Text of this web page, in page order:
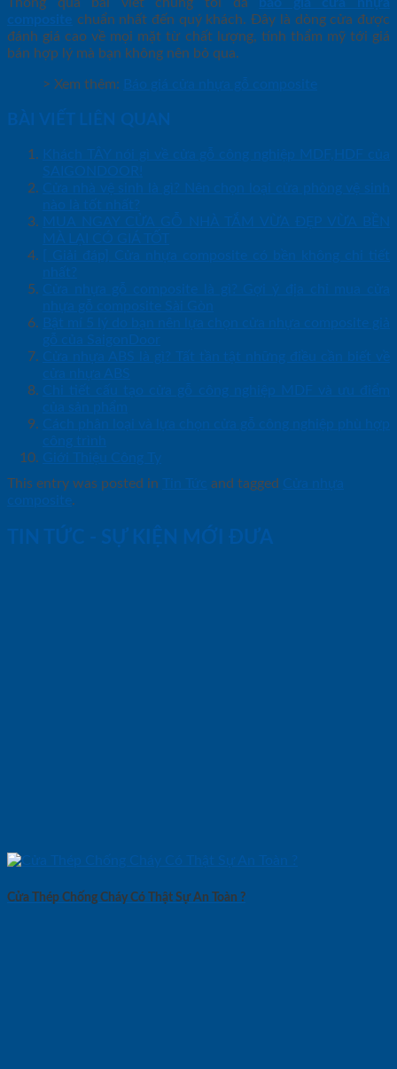
composite chuẩn nhất đến quý khách. Đây là dòng cửa được
đánh giá cao về mọi mặt từ chất lượng, tính thẩm mỹ tới giá
bán hợp lý mà bạn không nên bỏ qua.
> Xem thêm: Báo giá cửa nhựa gỗ composite
BÀI VIẾT LIÊN QUAN
Khách TÂY nói gì về cửa gỗ công nghiệp MDF,HDF của
SAIGONDOOR!
Cửa nhà vệ sinh là gì? Nên chọn loại cửa phòng vệ sinh
nào là tốt nhất?
MUA NGAY CỬA GỖ NHÀ TẮM VỪA ĐẸP VỪA BỀN
MÀ LẠI CÓ GIÁ TỐT
[ Giải đáp] Cửa nhựa composite có bền không chi tiết
nhất?
Cửa nhựa gỗ composite là gì? Gợi ý địa chỉ mua cửa
nhựa gỗ composite Sài Gòn
Bật mí 5 lý do bạn nên lựa chọn cửa nhựa composite giả
gỗ của SaigonDoor
Cửa nhựa ABS là gì? Tất tần tật những điều cần biết về
cửa nhựa ABS
Chi tiết cấu tạo cửa gỗ công nghiệp MDF và ưu điểm
của sản phẩm
Cách phân loại và lựa chọn cửa gỗ công nghiệp phù hợp
công trình
Giới Thiệu Công Ty
This entry was posted in Tin Tức and tagged Cửa nhựa
composite .
TIN TỨC - SỰ KIỆN MỚI ĐƯA
Cửa Thép Chống Cháy Có Thật Sự An Toàn ?